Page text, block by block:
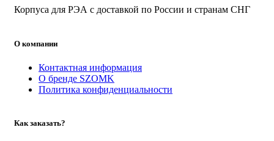
Корпуса для РЭА с доставкой по России и странам СНГ
О компании
Контактная информация
О бренде SZOMK
Политика конфиденциальности
Как заказать?